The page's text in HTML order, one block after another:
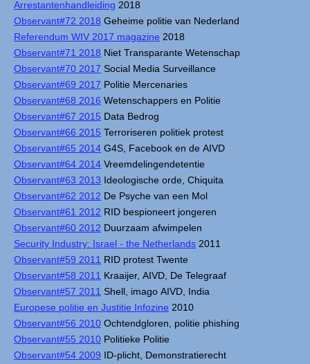
Arrestantenhandleiding 2018
Observant#72 2018 Geheime politie van Nederland
Referendum WIV 2017 magazine 2018
Observant#71 2018 Niet Transparante Wetenschap
Observant#70 2017 Social Media Surveillance
Observant#69 2017 Politie Mercenaries
Observant#68 2016 Wetenschappers en Politie
Observant#67 2015 Data Bedrog
Observant#66 2015 Terroriseren politiek protest
Observant#65 2014 G4S, Facebook en de AIVD
Observant#64 2014 Vreemdelingendetentie
Observant#63 2013 Ideologische orde, Chiquita
Observant#62 2012 De Psyche van een Mol
Observant#61 2012 RID bespioneert jongeren
Observant#60 2012 Duurzaam afwimpelen
Security Industry: Israel - the Netherlands 2011
Observant#59 2011 RID protest Twente
Observant#58 2011 Kraaijer, AIVD, De Telegraaf
Observant#57 2011 Shell, imago AIVD, India
Europese politie en Justitie Infozine 2010
Observant#56 2010 Ochtendgloren, politie phishing
Observant#55 2010 Politieke Politie
Observant#54 2009 ID-plicht, Demonstratierecht